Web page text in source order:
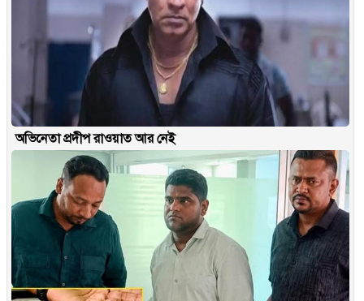
অভিনেতা প্রদীপ রাওয়াত আর নেই